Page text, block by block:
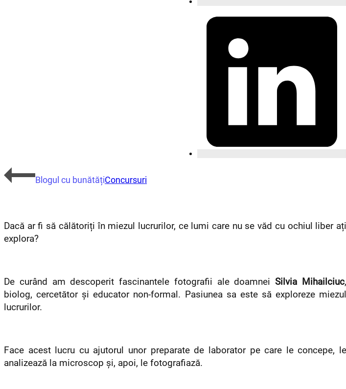
Blogul cu bunătățiConcursuri
Dacă ar fi să călătoriți în miezul lucrurilor, ce lumi care nu se văd cu ochiul liber ați
explora?
De curând am descoperit fascinantele fotografii ale doamneiSilvia Mihailciuc,
biolog, cercetător și educator non-formal. Pasiunea sa este să exploreze miezul
lucrurilor.
Face acest lucru cu ajutorul unor preparate de laborator pe care le concepe, le
analizează la microscop și, apoi, le fotografiază.